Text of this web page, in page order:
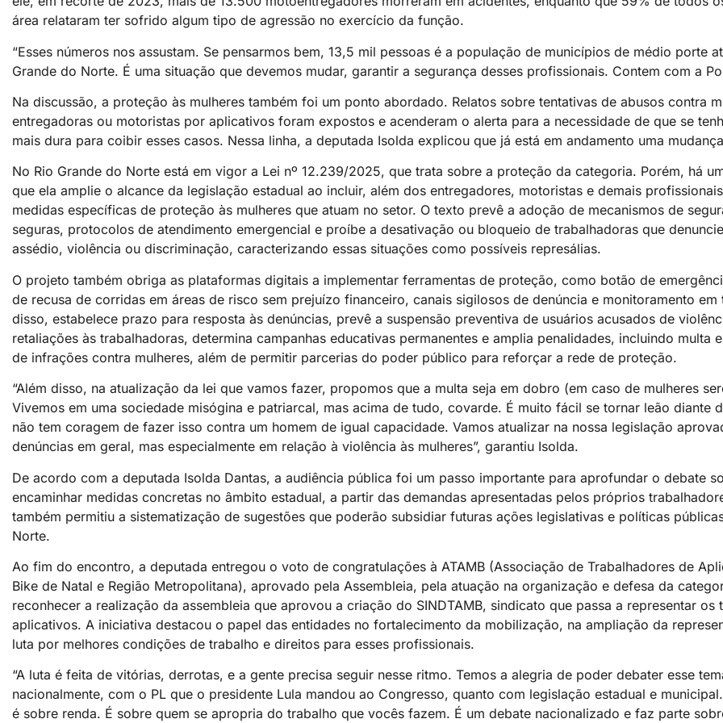
área relataram ter sofrido algum tipo de agressão no exercício da função.
“Esses números nos assustam. Se pensarmos bem, 13,5 mil pessoas é a população de municípios de médio porte
Grande do Norte. É uma situação que devemos mudar, garantir a segurança desses profissionais. Contem com a
Na discussão, a proteção às mulheres também foi um ponto abordado. Relatos sobre tentativas de abusos contra
entregadoras ou motoristas por aplicativos foram expostos e acenderam o alerta para a necessidade de que se
mais dura para coibir esses casos. Nessa linha, a deputada Isolda explicou que já está em andamento uma
No Rio Grande do Norte está em vigor a Lei nº 12.239/2025, que trata sobre a proteção da categoria. Porém, há
que ela amplie o alcance da legislação estadual ao incluir, além dos entregadores, motoristas e demais
medidas específicas de proteção às mulheres que atuam no setor. O texto prevê a adoção de mecanismos de
seguras, protocolos de atendimento emergencial e proíbe a desativação ou bloqueio de trabalhadoras que
assédio, violência ou discriminação, caracterizando essas situações como possíveis represálias.
O projeto também obriga as plataformas digitais a implementar ferramentas de proteção, como botão de
de recusa de corridas em áreas de risco sem prejuízo financeiro, canais sigilosos de denúncia e monitoramento em
disso, estabelece prazo para resposta às denúncias, prevê a suspensão preventiva de usuários acusados de
retaliações às trabalhadoras, determina campanhas educativas permanentes e amplia penalidades, incluindo multa
de infrações contra mulheres, além de permitir parcerias do poder público para reforçar a rede de proteção.
“Além disso, na atualização da lei que vamos fazer, propomos que a multa seja em dobro (em caso de mulheres
Vivemos em uma sociedade misógina e patriarcal, mas acima de tudo, covarde. É muito fácil se tornar leão diante
não tem coragem de fazer isso contra um homem de igual capacidade. Vamos atualizar na nossa legislação
denúncias em geral, mas especialmente em relação à violência às mulheres”, garantiu Isolda.
De acordo com a deputada Isolda Dantas, a audiência pública foi um passo importante para aprofundar o debate
encaminhar medidas concretas no âmbito estadual, a partir das demandas apresentadas pelos próprios
também permitiu a sistematização de sugestões que poderão subsidiar futuras ações legislativas e políticas
Norte.
Ao fim do encontro, a deputada entregou o voto de congratulações à ATAMB (Associação de Trabalhadores de
Bike de Natal e Região Metropolitana), aprovado pela Assembleia, pela atuação na organização e defesa da
reconhecer a realização da assembleia que aprovou a criação do SINDTAMB, sindicato que passa a representar os
aplicativos. A iniciativa destacou o papel das entidades no fortalecimento da mobilização, na ampliação da
luta por melhores condições de trabalho e direitos para esses profissionais.
“A luta é feita de vitórias, derrotas, e a gente precisa seguir nesse ritmo. Temos a alegria de poder debater esse
nacionalmente, com o PL que o presidente Lula mandou ao Congresso, quanto com legislação estadual e
é sobre renda. É sobre quem se apropria do trabalho que vocês fazem. É um debate nacionalizado e faz parte